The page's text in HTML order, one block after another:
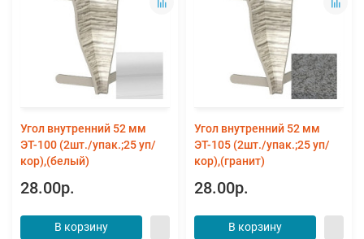
Угол внутренний 52 мм
ЭТ-100 (2шт./упак.;25 уп/
кор),(белый)
28.00р.
В корзину
Угол внутренний 52 мм
ЭТ-105 (2шт./упак.;25 уп/
кор),(гранит)
28.00р.
В корзину